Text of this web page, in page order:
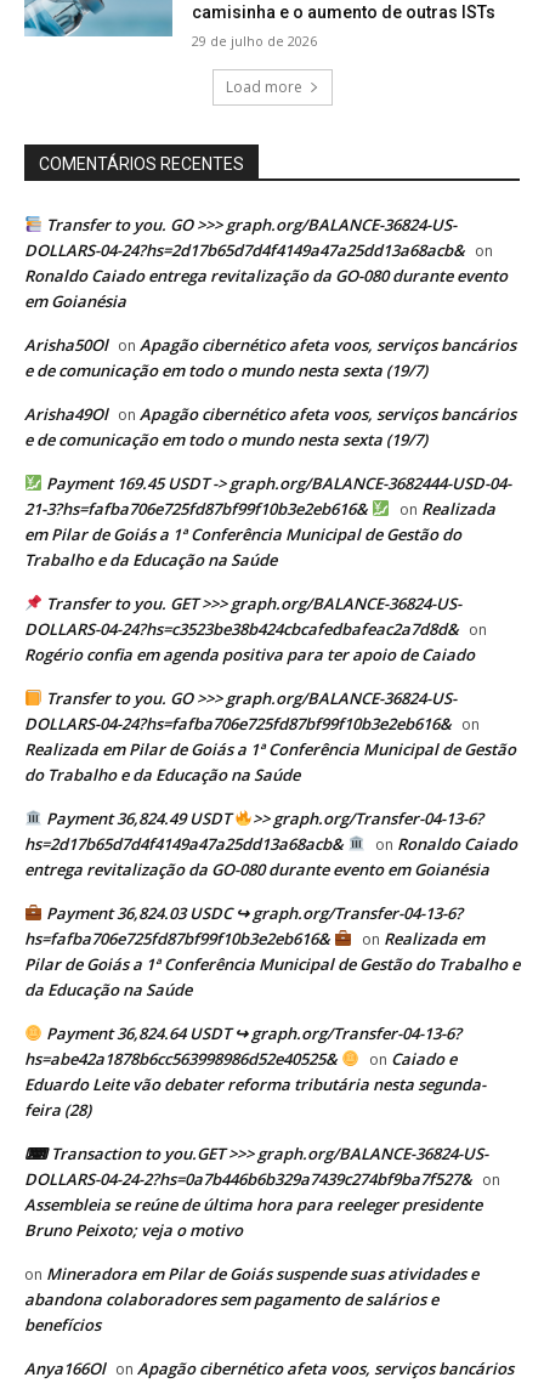
camisinha e o aumento de outras ISTs
29 de julho de 2026
Load more
COMENTÁRIOS RECENTES
Transfer to you. GO >>> graph.org/BALANCE-36824-US-
DOLLARS-04-24?hs=2d17b65d7d4f4149a47a25dd13a68acb& on
Ronaldo Caiado entrega revitalização da GO-080 durante evento
em Goianésia
Arisha50Ol on Apagão cibernético afeta voos, serviços bancários
e de comunicação em todo o mundo nesta sexta (19/7)
Arisha49Ol on Apagão cibernético afeta voos, serviços bancários
e de comunicação em todo o mundo nesta sexta (19/7)
Payment 169.45 USDT -> graph.org/BALANCE-3682444-USD-04-
21-3?hs=fafba706e725fd87bf99f10b3e2eb616&
on Realizada
em Pilar de Goiás a 1ª Conferência Municipal de Gestão do
Trabalho e da Educação na Saúde
Transfer to you. GET >>> graph.org/BALANCE-36824-US-
DOLLARS-04-24?hs=c3523be38b424cbcafedbafeac2a7d8d& on
Rogério confia em agenda positiva para ter apoio de Caiado
Transfer to you. GO >>> graph.org/BALANCE-36824-US-
DOLLARS-04-24?hs=fafba706e725fd87bf99f10b3e2eb616& on
Realizada em Pilar de Goiás a 1ª Conferência Municipal de Gestão
do Trabalho e da Educação na Saúde
Payment 36,824.49 USDT
>> graph.org/Transfer-04-13-6?
hs=2d17b65d7d4f4149a47a25dd13a68acb&
on Ronaldo Caiado
entrega revitalização da GO-080 durante evento em Goianésia
Payment 36,824.03 USDC ↪ graph.org/Transfer-04-13-6?
hs=fafba706e725fd87bf99f10b3e2eb616&
on Realizada em
Pilar de Goiás a 1ª Conferência Municipal de Gestão do Trabalho e
da Educação na Saúde
Payment 36,824.64 USDT ↪ graph.org/Transfer-04-13-6?
hs=abe42a1878b6cc563998986d52e40525&
on Caiado e
Eduardo Leite vão debater reforma tributária nesta segunda-
feira (28)
⌨ Transaction to you.GET >>> graph.org/BALANCE-36824-US-
DOLLARS-04-24-2?hs=0a7b446b6b329a7439c274bf9ba7f527& on
Assembleia se reúne de última hora para reeleger presidente
Bruno Peixoto; veja o motivo
on Mineradora em Pilar de Goiás suspende suas atividades e
abandona colaboradores sem pagamento de salários e
benefícios
Anya166Ol on Apagão cibernético afeta voos, serviços bancários